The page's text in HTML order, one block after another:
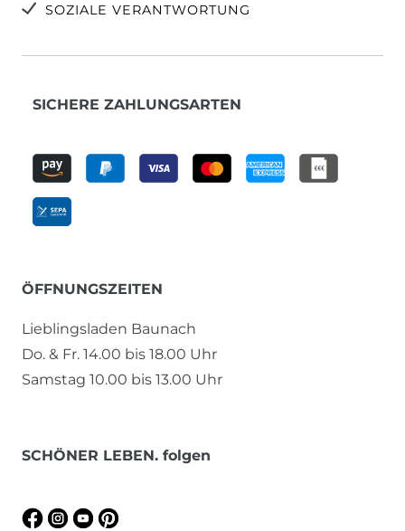
SOZIALE VERANTWORTUNG
SICHERE ZAHLUNGSARTEN
ÖFFNUNGSZEITEN
Lieblingsladen Baunach
Do. & Fr. 14.00 bis 18.00 Uhr
Samstag 10.00 bis 13.00 Uhr
SCHÖNER LEBEN. folgen